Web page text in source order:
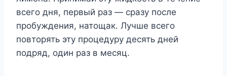
всего дня, первый раз — сразу после
пробуждения, натощак. Лучше всего
повторять эту процедуру десять дней
подряд, один раз в месяц.